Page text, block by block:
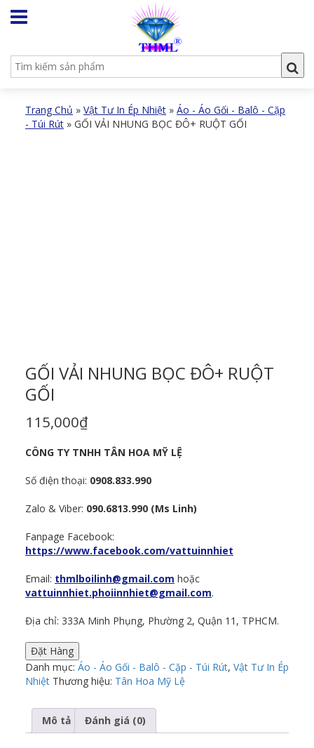
Trang Chủ » Vật Tư In Ép Nhiệt » Áo - Áo Gối - Balô - Cặp
- Túi Rút » GỐI VẢI NHUNG BỌC ĐÔ+ RUỘT GỐI
GỐI VẢI NHUNG BỌC ĐÔ+ RUỘT
GỐI
115,000₫
CÔNG TY TNHH TÂN HOA MỸ LỆ
Số điện thoại: 0908.833.990
Zalo & Viber: 090.6813.990 (Ms Linh)
Fanpage Facebook:
https://www.facebook.com/vattuinnhiet
Email: thmlboilinh@gmail.com hoặc
vattuinnhiet.phoiinnhiet@gmail.com.
Địa chỉ: 333A Minh Phụng, Phường 2, Quận 11, TPHCM.
Đặt Hàng
Danh mục: Áo - Áo Gối - Balô - Cặp - Túi Rút, Vật Tư In Ép
Nhiệt Thương hiệu: Tân Hoa Mỹ Lệ
Mô tả Đánh giá (0)